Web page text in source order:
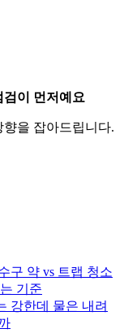
이 먼저예요
을 잡아드립니다.
구 약 vs 트랩 청소
기준
강한데 물은 내려